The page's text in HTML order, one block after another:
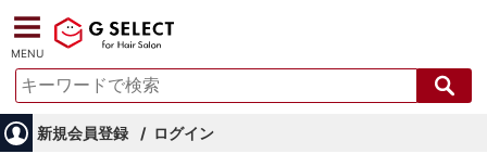
MENU
新規会員登録
ログイン